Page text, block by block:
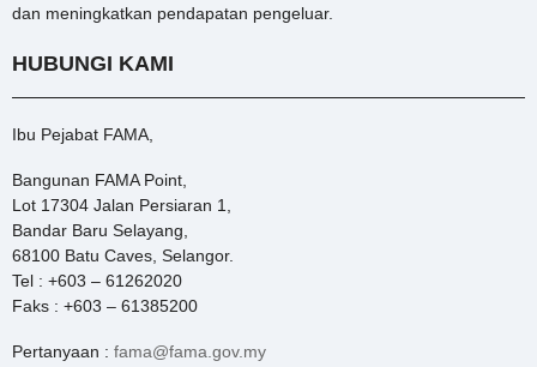
dan meningkatkan pendapatan pengeluar.
HUBUNGI KAMI
Ibu Pejabat FAMA,
Bangunan FAMA Point,
Lot 17304 Jalan Persiaran 1,
Bandar Baru Selayang,
68100 Batu Caves, Selangor.
Tel : +603 – 61262020
Faks : +603 – 61385200
Pertanyaan : fama@fama.gov.my